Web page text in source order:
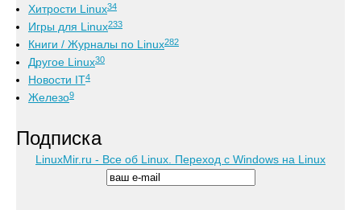
Хитрости Linux34
Игры для Linux233
Книги / Журналы по Linux282
Другое Linux30
Новости IT4
Железо9
Подписка
LinuxMir.ru - Все об Linux. Переход с Windows на Linux